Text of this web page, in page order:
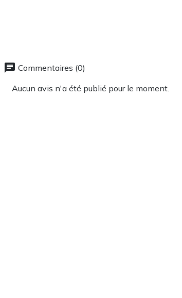
chat Commentaires (0)
Aucun avis n'a été publié pour le moment.